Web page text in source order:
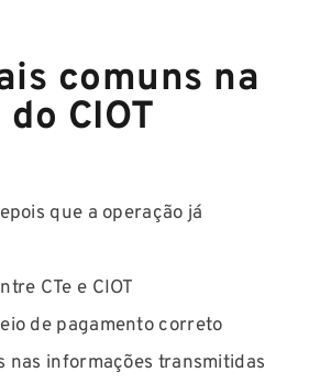
comuns na
CIOT
que a operação já
CTe e CIOT
de pagamento correto
nas informações transmitidas